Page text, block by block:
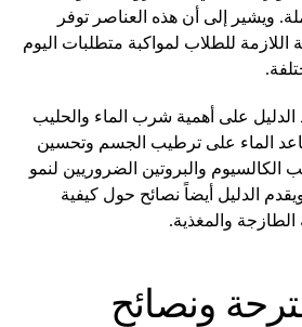
ويشير إلى أن هذه العناصر توفر
اللازمة للطلاب لمواكبة متطلبات اليوم
الدليل على أهمية شرب الماء والحليب
الماء على ترطيب الجسم وتحسين
الكالسيوم والبروتين الضروريين لنمو
الدليل أيضاً نصائح حول كيفية
الطازجة والمغذية.
ونصائح